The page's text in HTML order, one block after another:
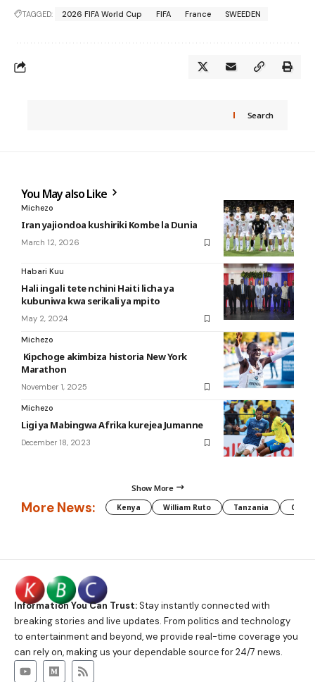
TAGGED: 2026 FIFA World Cup FIFA France SWEEDEN
Search
You May also Like
Michezo
Iran yajiondoa kushiriki Kombe la Dunia
March 12, 2026
Habari Kuu
Hali ingali tete nchini Haiti licha ya
kubuniwa kwa serikali ya mpito
May 2, 2024
Michezo
Kipchoge akimbiza historia New York
Marathon
November 1, 2025
Michezo
Ligi ya Mabingwa Afrika kurejea Jumanne
December 18, 2023
Show More
More News: Kenya William Ruto Tanzania CAF
Information You Can Trust:Stay instantly connected with
breaking stories and live updates. From politics and technology
to entertainment and beyond, we provide real-time coverage you
can rely on, making us your dependable source for 24/7 news.